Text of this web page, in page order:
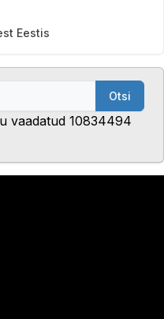
Eestis
Otsi
vaadatud 10834494